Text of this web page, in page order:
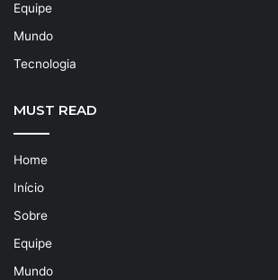
Equipe
Mundo
Tecnologia
MUST READ
Home
Início
Sobre
Equipe
Mundo